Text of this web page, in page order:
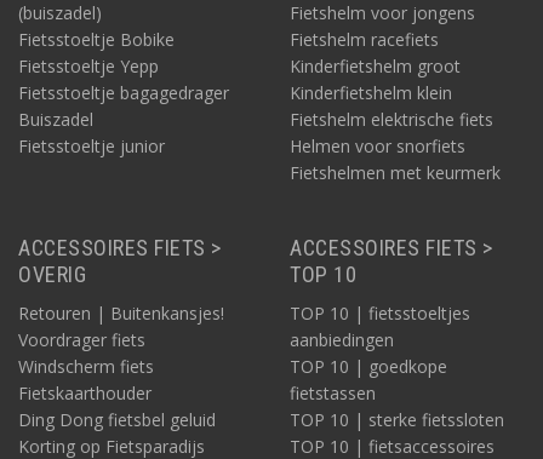
(buiszadel)
Fietsstoeltje Bobike
Fietsstoeltje Yepp
Fietsstoeltje bagagedrager
Buiszadel
Fietsstoeltje junior
Fietshelm voor jongens
Fietshelm racefiets
Kinderfietshelm groot
Kinderfietshelm klein
Fietshelm elektrische fiets
Helmen voor snorfiets
Fietshelmen met keurmerk
ACCESSOIRES FIETS >
OVERIG
Retouren | Buitenkansjes!
Voordrager fiets
Windscherm fiets
Fietskaarthouder
Ding Dong fietsbel geluid
Korting op Fietsparadijs
ACCESSOIRES FIETS >
TOP 10
TOP 10 | fietsstoeltjes
aanbiedingen
TOP 10 | goedkope
fietstassen
TOP 10 | sterke fietssloten
TOP 10 | fietsaccessoires